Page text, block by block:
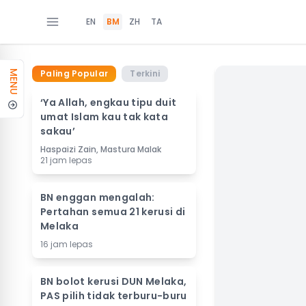
EN BM ZH TA
MENU Paling Popular Terkini
‘Ya Allah, engkau tipu duit
umat Islam kau tak kata
sakau’
Haspaizi Zain, Mastura Malak
21 jam lepas
BN enggan mengalah:
Pertahan semua 21 kerusi di
Melaka
16 jam lepas
BN bolot kerusi DUN Melaka,
PAS pilih tidak terburu-buru